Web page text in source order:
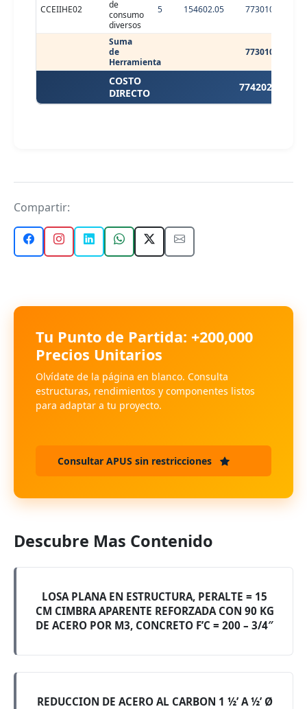
CCEIIHE02
de
consumo
diversos
5 154602.05 773010.25
Suma
de
Herramienta
773010.25
COSTO
DIRECTO
774202.62
Compartir:
Tu Punto de Partida: +200,000
Precios Unitarios
Olvídate de la página en blanco. Consulta
estructuras, rendimientos y componentes listos
para adaptar a tu proyecto.
Consultar APUS sin restricciones
Descubre Mas Contenido
LOSA PLANA EN ESTRUCTURA, PERALTE = 15
CM CIMBRA APARENTE REFORZADA CON 90 KG
DE ACERO POR M3, CONCRETO F’C = 200 – 3/4″
REDUCCION DE ACERO AL CARBON 1 ½’ A ½’ Ø